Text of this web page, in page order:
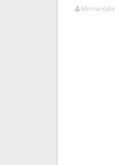
Minnal